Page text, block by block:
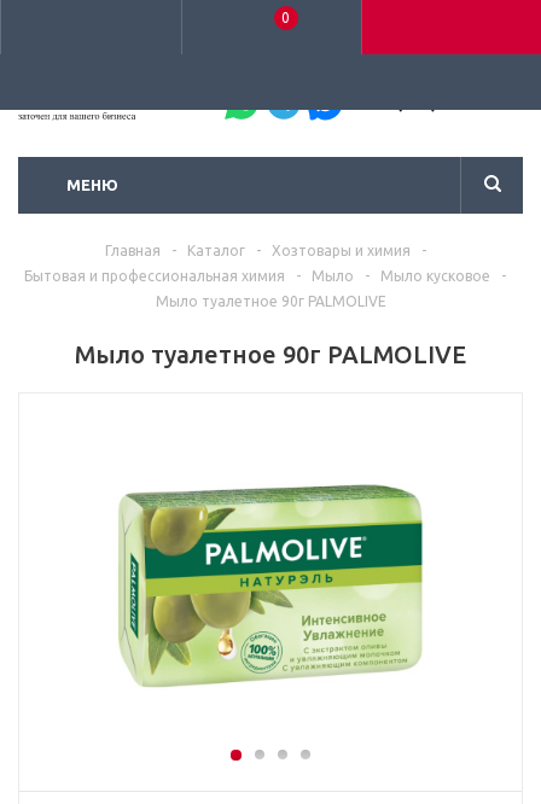
0
МЕНЮ
Главная - Каталог - Хозтовары и химия
-
Бытовая и профессиональная химия
- Мыло - Мыло кусковое
-
Мыло туалетное 90г PALMOLIVE
Мыло туалетное 90г PALMOLIVE